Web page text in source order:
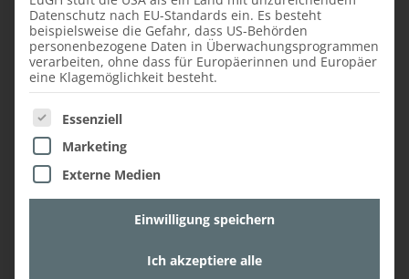
edlen Holzes einenseidigen Glanz.Gläser
können auf Kirschbaumholzmöbeln
Wasserfleckenhinterlassen, die sich nur
schwer oder gar nicht entfernen lassen,
deshalb sollten stetsUntersetzerverwendet
werden.
Das Kirschbaumholz ist unbestritten ein
edles Holz, dessen rötliche Färbung am
besten bei exklusiven Möbelstücken, als
Parkett oder in Form von eingearbeiteten
zur Geltung kommt. Wer seine Möbel und
Datenschutz nach EU-Standards ein. Es besteht
beispielsweise die Gefahr, dass US-Behörden
personenbezogene Daten in Überwachungsprogrammen
verarbeiten, ohne dass für Europäerinnen und Europäer
eine Klagemöglichkeit besteht.
Es folgt eine Liste der Service-Gruppen, für die
Essenziell
Marketing
Externe Medien
Einwilligung speichern
Ich akzeptiere alle